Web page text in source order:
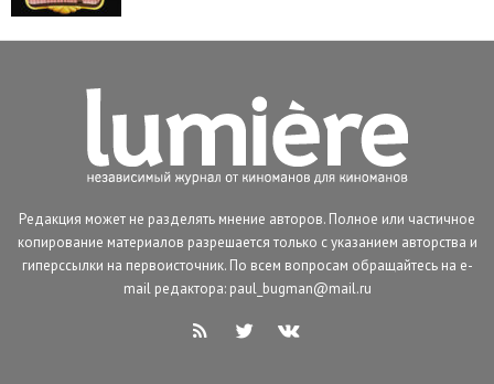
Редакция может не разделять мнение авторов. Полное или частичное
копирование материалов разрешается только с указанием авторства и
гиперссылки на первоисточник. По всем вопросам обращайтесь на e-
mail редактора: paul_bugman@mail.ru